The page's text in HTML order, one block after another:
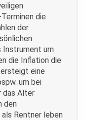
die
der
Instrument um
die Inflation die
eine
um bei
das Alter
den
Rentner leben